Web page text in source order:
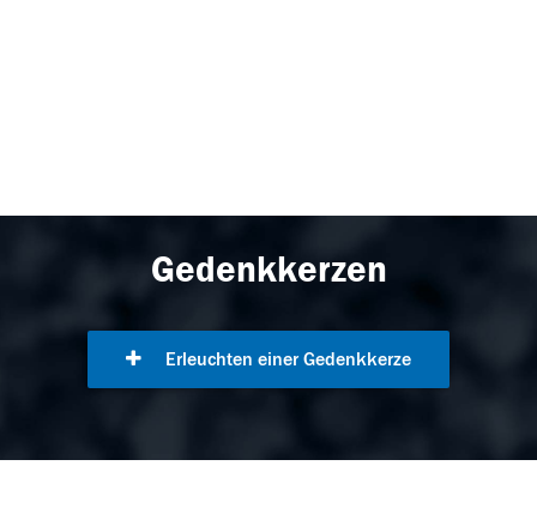
Gedenkkerzen
Erleuchten einer Gedenkkerze